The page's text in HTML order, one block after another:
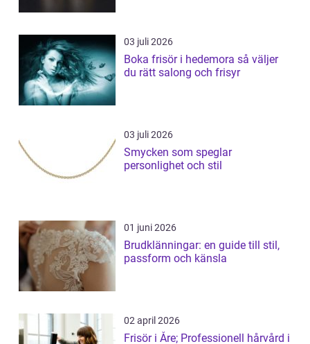
03 juli 2026
Boka frisör i hedemora så väljer
du rätt salong och frisyr
03 juli 2026
Smycken som speglar
personlighet och stil
01 juni 2026
Brudklänningar: en guide till stil,
passform och känsla
02 april 2026
Frisör i Åre; Professionell hårvård i